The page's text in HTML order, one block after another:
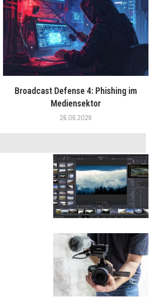
Broadcast Defense 4: Phishing im
Mediensektor
26.06.2026